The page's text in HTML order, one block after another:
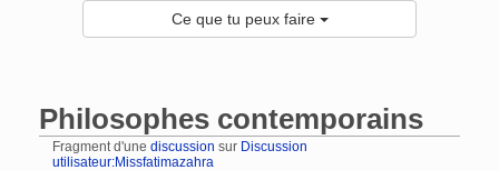
Ce que tu peux faire
Philosophes contemporains
Fragment d'une discussion sur Discussion
utilisateur:Missfatimazahra